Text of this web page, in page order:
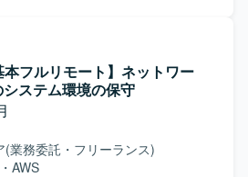
本フルリモート】ネットワー
ステム環境の保守
(業務委託・フリーランス)
・ AWS